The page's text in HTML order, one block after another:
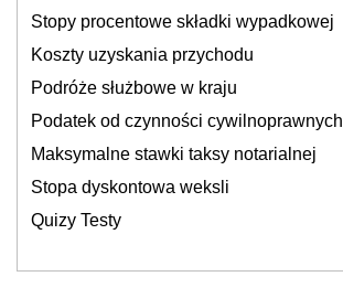
Stopy procentowe składki wypadkowej
Koszty uzyskania przychodu
Podróże służbowe w kraju
Podatek od czynności cywilnoprawnych
Maksymalne stawki taksy notarialnej
Stopa dyskontowa weksli
Quizy Testy